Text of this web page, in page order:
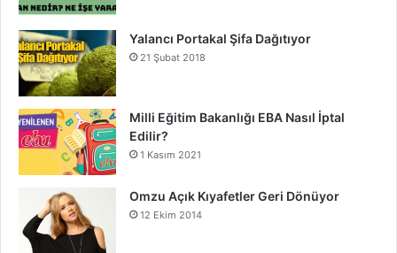
Yalancı Portakal Şifa Dağıtıyor
21 Şubat 2018
Milli Eğitim Bakanlığı EBA Nasıl İptal
Edilir?
1 Kasım 2021
Omzu Açık Kıyafetler Geri Dönüyor
12 Ekim 2014